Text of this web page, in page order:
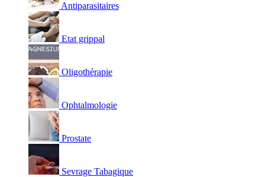
Antiparasitaires
Etat grippal
Oligothérapie
Ophtalmologie
Prostate
Sevrage Tabagique